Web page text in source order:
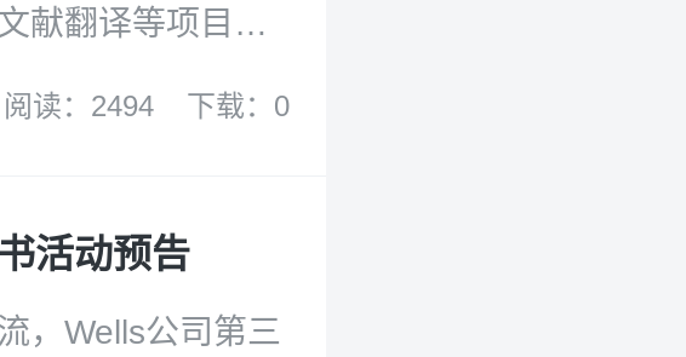
万人次！
献翻译等项目。
阅读：2494 下载：0
活动预告
，Wells公司第三